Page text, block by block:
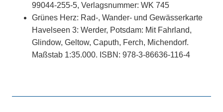
99044-255-5, Verlagsnummer: WK 745
Grünes Herz: Rad-, Wander- und Gewässerkarte
Havelseen 3: Werder, Potsdam: Mit Fahrland,
Glindow, Geltow, Caputh, Ferch, Michendorf.
Maßstab 1:35.000. ISBN: 978-3-86636-116-4